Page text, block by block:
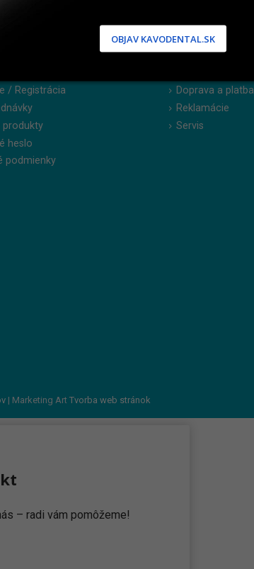
/ Registrácia
produkty
heslo
podmienky
Doprava a platba
Reklamácie
Servis
| Marketing Art Tvorba web stránok
– radi vám pomôžeme!
OBJAV KAVODENTAL.SK